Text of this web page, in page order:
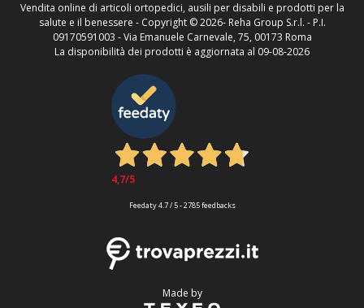
Vendita online di articoli ortopedici, ausili per disabili e prodotti per la
salute e il benessere - Copyright ©2026- Reha Group S.r.l. - P.I.
09170591003 - Via Emanuele Carnevale, 75, 00173 Roma
La disponibilità dei prodotti è aggiornata al 09-08-2026
4,7/5
Feedaty4.7/ 5-2785feedbacks
Made by